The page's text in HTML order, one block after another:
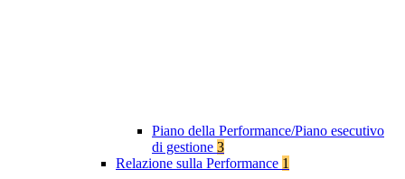
Piano della Performance/Piano esecutivo
di gestione 3
Relazione sulla Performance 1